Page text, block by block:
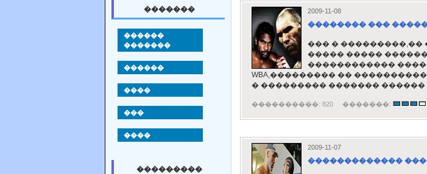
�������
������
�������
������
����
���
����
���������
2009-11-08
�������� ���
��� � ���������,��
����� �����
������������
WBA,��������� ��
� ��������� ������� ������
����������: 820 �������:
2009-11-07
�������������